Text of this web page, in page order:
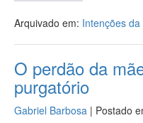
Arquivado em: Intenções
O perdão da
purgatório
Gabriel Barbosa | Postado